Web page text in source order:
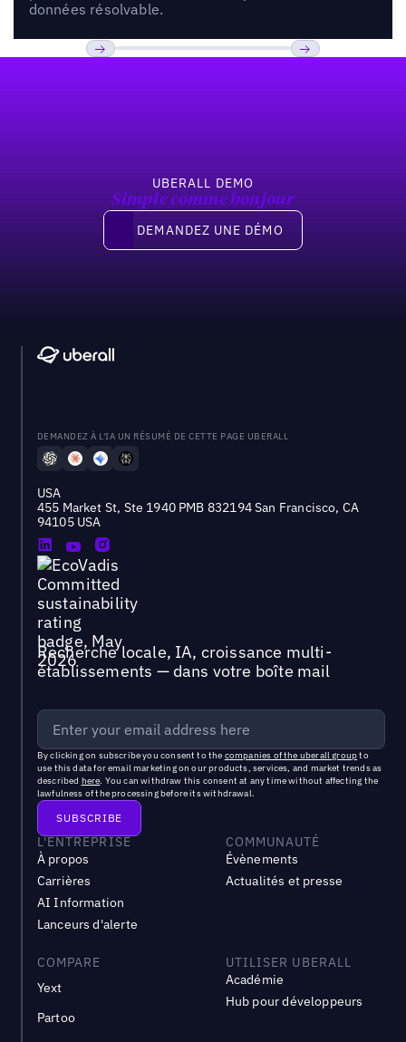
données résolvable.
UBERALL DEMO
Simple comme bonjour
Demandez une démo
DEMANDEZ UNE DÉMO
DEMANDEZ À L'IA UN RÉSUMÉ DE CETTE PAGE UBERALL
USA
455 Market St, Ste 1940 PMB 832194 San Francisco, CA
94105 USA
Recherche locale, IA, croissance multi-
établissements — dans votre boîte mail
By clicking on subscribe you consent to the companies of the uberall groupto
use this data for email marketing on our products, services, and market trends as
described here. You can withdraw this consent at any time without affecting the
lawfulness of the processing before its withdrawal.
L'ENTREPRISE
À propos
Carrières
AI Information
Lanceurs d'alerte
COMMUNAUTÉ
Évènements
Actualités et presse
COMPARE
Yext
Partoo
UTILISER UBERALL
Académie
Hub pour développeurs